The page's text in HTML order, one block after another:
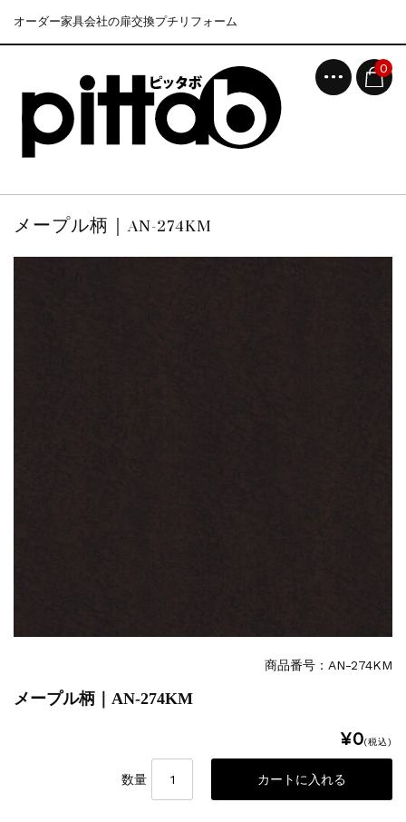
オーダー家具会社の扉交換プチリフォーム
0
メープル柄｜AN-274KM
商品番号：AN-274KM
メープル柄｜AN-274KM
¥0(税込)
数量